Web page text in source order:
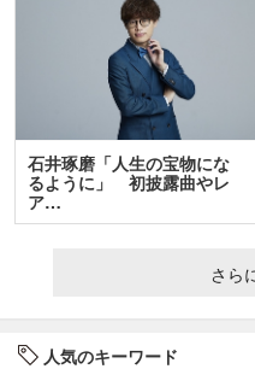
石井琢磨「人生の宝物にな
るように」 初披露曲やレ
ア…
さら
人気のキーワード